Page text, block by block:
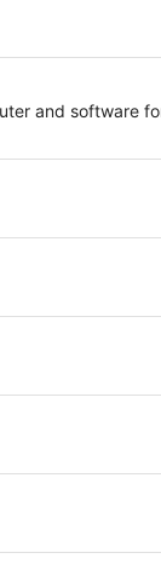
and software